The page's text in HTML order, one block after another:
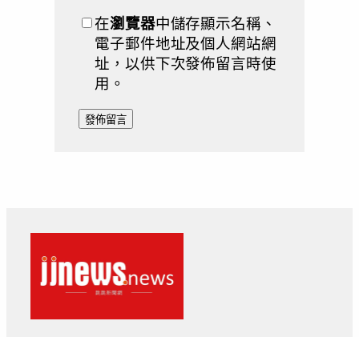
在瀏覽器中儲存顯示名稱、
電子郵件地址及個人網站網
址，以供下次發佈留言時使
用。